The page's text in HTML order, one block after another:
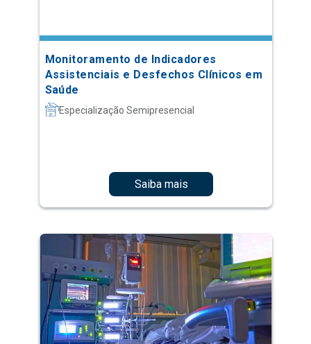
Monitoramento de Indicadores
Assistenciais e Desfechos Clínicos em
Saúde
Especialização Semipresencial
Saiba mais